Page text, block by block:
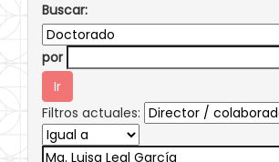
Buscar:
por
Filtros actuales: